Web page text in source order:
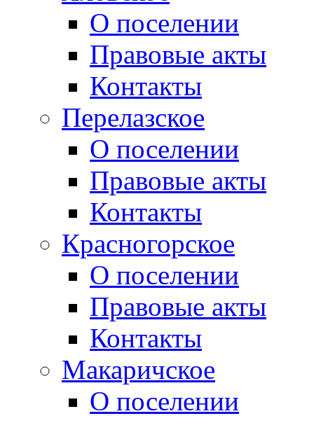
О поселении
Правовые акты
Контакты
Перелазское
О поселении
Правовые акты
Контакты
Красногорское
О поселении
Правовые акты
Контакты
Макаричское
О поселении